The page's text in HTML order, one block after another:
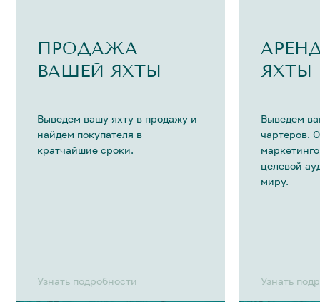
ПРОДАЖА
ВАШЕЙ ЯХТЫ
Выведем вашу яхту в продажу и
найдем покупателя в
кратчайшие сроки.
Узнать подробности
ЯХТЫ
Выведем
чартеров.
целевой
миру.
Узнать